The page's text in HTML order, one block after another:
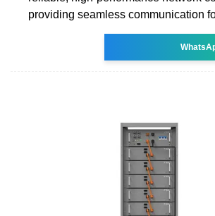
providing seamless communication